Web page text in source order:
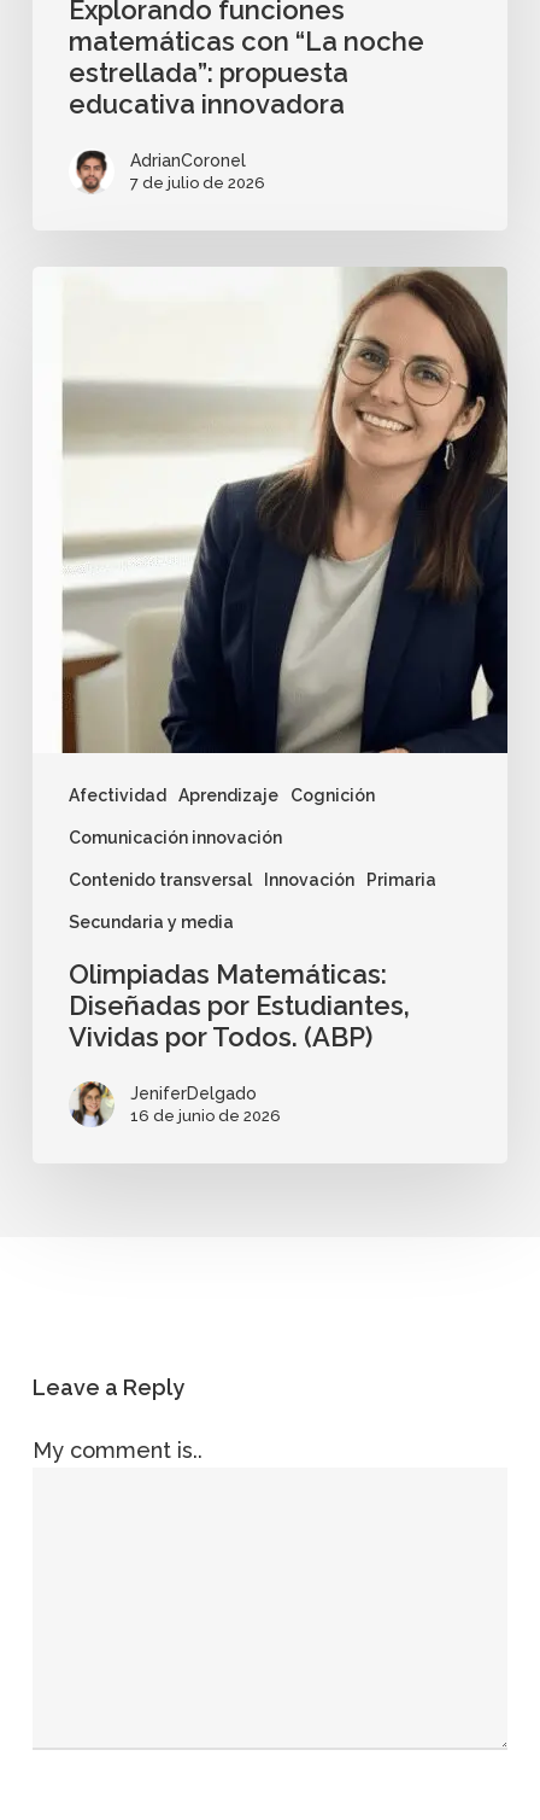
Explorando funciones
matemáticas con “La noche
estrellada”: propuesta
educativa innovadora
AdrianCoronel
7 de julio de 2026
Afectividad Aprendizaje Cognición
Comunicación innovación
Contenido transversal Innovación Primaria
Secundaria y media
Olimpiadas Matemáticas:
Diseñadas por Estudiantes,
Vividas por Todos. (ABP)
JeniferDelgado
16 de junio de 2026
Leave a Reply
My comment is..